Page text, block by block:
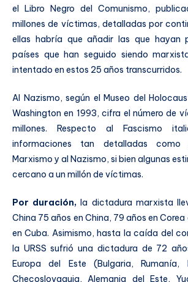
el Libro Negro del Comunismo,
millones de víctimas, detalladas por
ellas habría que añadir las que hayan
países que han seguido siendo
intentado en estos 25 años transcurridos.
Al Nazismo, según el Museo del
Washington en 1993, cifra el número de
millones. Respecto al Fascismo
informaciones tan detalladas
Marxismo y al Nazismo, si bien algunas
cercano a un millón de víctimas.
Por duración, la dictadura marxista
China 75 años en China, 79 años en
en Cuba. Asimismo, hasta la caída del
la URSS sufrió una dictadura de 72
Europa del Este (Bulgaria, Rumanía,
Checoslovaquia, Alemania del Este,